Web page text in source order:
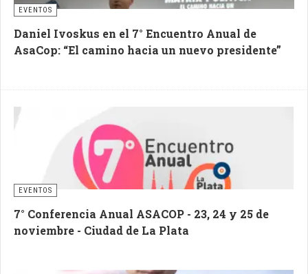
EVENTOS
Daniel Ivoskus en el 7° Encuentro Anual de
AsaCop: “El camino hacia un nuevo presidente”
EVENTOS
7° Conferencia Anual ASACOP - 23, 24 y 25 de
noviembre - Ciudad de La Plata